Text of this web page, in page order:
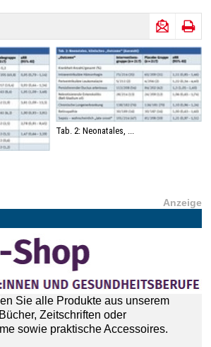
Tab. 2: Neonatales, ...
Anzeige
Sie alle Produkte aus unserem
Zeitschriften oder
sowie praktische Accessoires.